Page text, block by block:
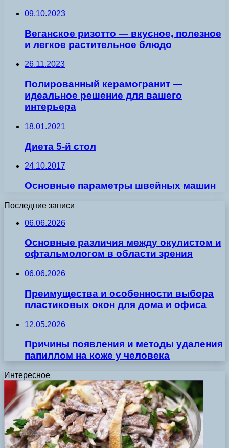
09.10.2023
Веганское ризотто — вкусное, полезное
и легкое растительное блюдо
26.11.2023
Полированный керамогранит —
идеальное решение для вашего
интерьера
18.01.2021
Диета 5-й стол
24.10.2017
Основные параметры швейных машин
Последние записи
06.06.2026
Основные различия между окулистом и
офтальмологом в области зрения
06.06.2026
Преимущества и особенности выбора
пластиковых окон для дома и офиса
12.05.2026
Причины появления и методы удаления
папиллом на коже у человека
Интересное